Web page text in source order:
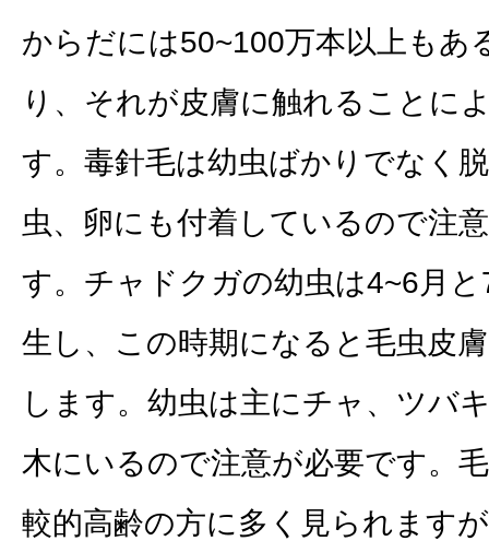
からだには50~100万本以上もあ
り、それが皮膚に触れることに
す。毒針毛は幼虫ばかりでなく
虫、卵にも付着しているので注
す。チャドクガの幼虫は4~6月
生し、この時期になると毛虫皮
します。幼虫は主にチャ、ツバ
木にいるので注意が必要です。
較的高齢の方に多く見られます